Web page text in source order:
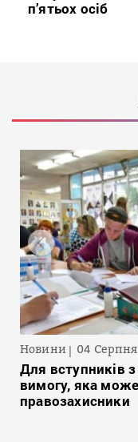
п’ятьох осіб
Новини 04
Для вступників
вимогу, яка може
правозахисники